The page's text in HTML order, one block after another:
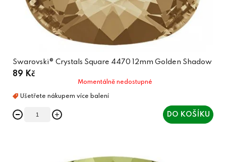
Swarovski® Crystals Square 4470 12mm Golden Shadow
89 Kč
Momentálně nedostupné
DO KOŠÍKU